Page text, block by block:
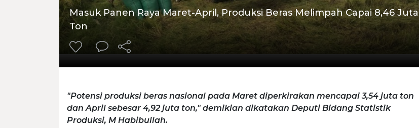
Masuk Panen Raya Maret-April, Produksi Beras Melimpah Capai 8,46 Juta
Ton
"Potensi produksi beras nasional pada Maret diperkirakan mencapai 3,54 juta ton
dan April sebesar 4,92 juta ton," demikian dikatakan Deputi Bidang Statistik
Produksi, M Habibullah.